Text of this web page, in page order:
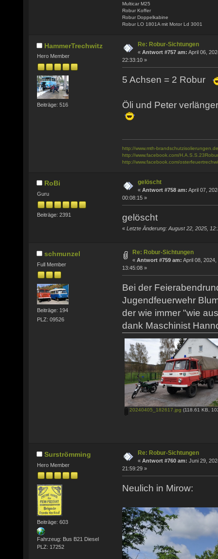
Multicar M25
Robur Koffer
Robur Doppelkabine
Robur LO 1801A mit Motor Ld 3001
HammerTrechwitz
Hero Member
Beiträge: 516
Re: Robur-Sichtungen
« Antwort #757 am: April 06,
22:33:10 »
5 Achsen = 2 Robur
Öli und Peter
http://www.mth-
http://www.facebook.com/H.A.S.S.23Robur
http://www.facebook.com/
RoBi
Guru
Beiträge: 2391
gelöscht
« Antwort #758 am: April 07,
00:08:15 »
gelöscht
« Letzte Änderung: August 22, 2025,
schmunzel
Full Member
Beiträge: 194
PLZ: 09526
Re: Robur-Sichtungen
« Antwort #759 am: April 08, 2024,
13:45:08 »
Bei der
Jugendfeuerwehr
der wie immer "wie
dank Maschinist
20240405_182617.jpg (118.61 KB,
Surströmming
Hero Member
Beiträge: 603
Fahrzeug: Bus B21 Diesel
PLZ: 17252
Re: Robur-Sichtungen
« Antwort #760 am: Juni 29,
21:59:29 »
Neulich in Mirow: